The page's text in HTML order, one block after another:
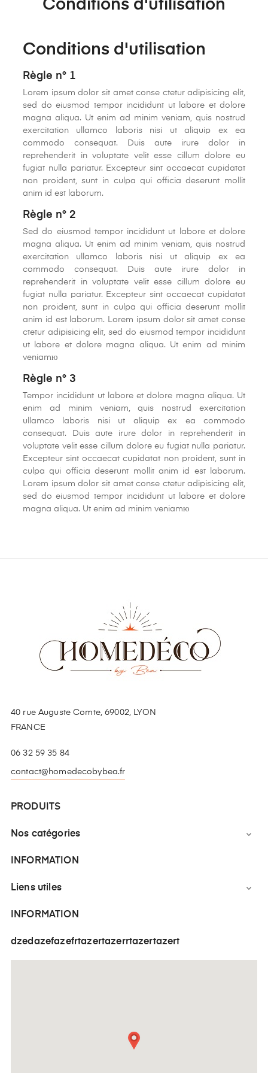
Conditions d'utilisation
Conditions d'utilisation
Règle n° 1
Lorem ipsum dolor sit amet conse ctetur adipisicing elit,
sed do eiusmod tempor incididunt ut labore et dolore
magna aliqua. Ut enim ad minim veniam, quis nostrud
exercitation ullamco laboris nisi ut aliquip ex ea
commodo consequat. Duis aute irure dolor in
reprehenderit in voluptate velit esse cillum dolore eu
fugiat nulla pariatur. Excepteur sint occaecat cupidatat
non proident, sunt in culpa qui officia deserunt mollit
anim id est laborum.
Règle n° 2
Sed do eiusmod tempor incididunt ut labore et dolore
magna aliqua. Ut enim ad minim veniam, quis nostrud
exercitation ullamco laboris nisi ut aliquip ex ea
commodo consequat. Duis aute irure dolor in
reprehenderit in voluptate velit esse cillum dolore eu
fugiat nulla pariatur. Excepteur sint occaecat cupidatat
non proident, sunt in culpa qui officia deserunt mollit
anim id est laborum. Lorem ipsum dolor sit amet conse
ctetur adipisicing elit, sed do eiusmod tempor incididunt
ut labore et dolore magna aliqua. Ut enim ad minim
veniamю
Règle n° 3
Tempor incididunt ut labore et dolore magna aliqua. Ut
enim ad minim veniam, quis nostrud exercitation
ullamco laboris nisi ut aliquip ex ea commodo
consequat. Duis aute irure dolor in reprehenderit in
voluptate velit esse cillum dolore eu fugiat nulla pariatur.
Excepteur sint occaecat cupidatat non proident, sunt in
culpa qui officia deserunt mollit anim id est laborum.
Lorem ipsum dolor sit amet conse ctetur adipisicing elit,
sed do eiusmod tempor incididunt ut labore et dolore
magna aliqua. Ut enim ad minim veniamю
40 rue Auguste Comte, 69002, LYON
FRANCE
06 32 59 35 84
contact@homedecobybea.fr
PRODUITS
Nos catégories 
INFORMATION
Liens utiles 
INFORMATION
dzedazefazefrtazertazerrtazertazert